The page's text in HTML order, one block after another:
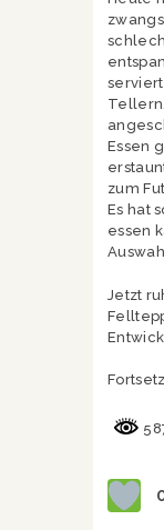
Essen
zum
Es hat
essen
Jetzt